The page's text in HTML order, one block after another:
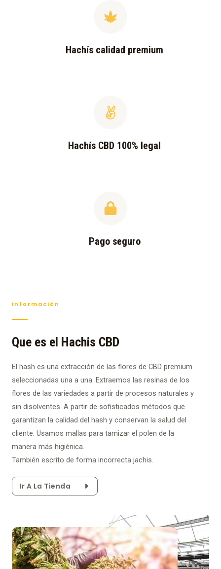
Hachís calidad premium
Hachís CBD 100% legal
Pago seguro
Información
Que es el Hachis CBD
El hash es una extracción de las flores de CBD premium
seleccionadas una a una. Extraemos las resinas de los
flores de las variedades a partir de procesos naturales y
sin disolventes. A partir de sofisticados métodos que
garantizan la calidad del hash y conservan la salud del
cliente. Usamos mallas para tamizar el polen de la
manera más higiénica.
También escrito de forma incorrecta jachis.
Ir A La Tienda